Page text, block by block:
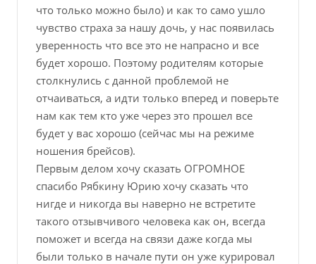
что только можно было) и как то само ушло
чувство страха за нашу дочь, у нас появилась
уверенность что все это не напрасно и все
будет хорошо. Поэтому родителям которые
столкнулись с данной проблемой не
отчаиваться, а идти только вперед и поверьте
нам как тем кто уже через это прошел все
будет у вас хорошо (сейчас мы на режиме
ношения брейсов).
Первым делом хочу сказать ОГРОМНОЕ
спасибо Рябкину Юрию хочу сказать что
нигде и никогда вы наверно не встретите
такого отзывчивого человека как он, всегда
поможет и всегда на связи даже когда мы
были только в начале пути он уже курировал